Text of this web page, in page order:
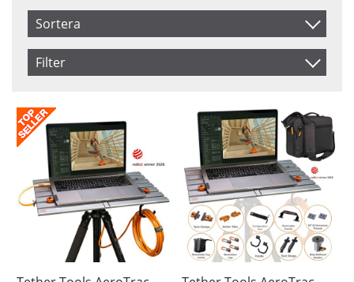
Sortera
Artikelkod
Inkl. Moms
Filter
Pris
I lager
Beställd